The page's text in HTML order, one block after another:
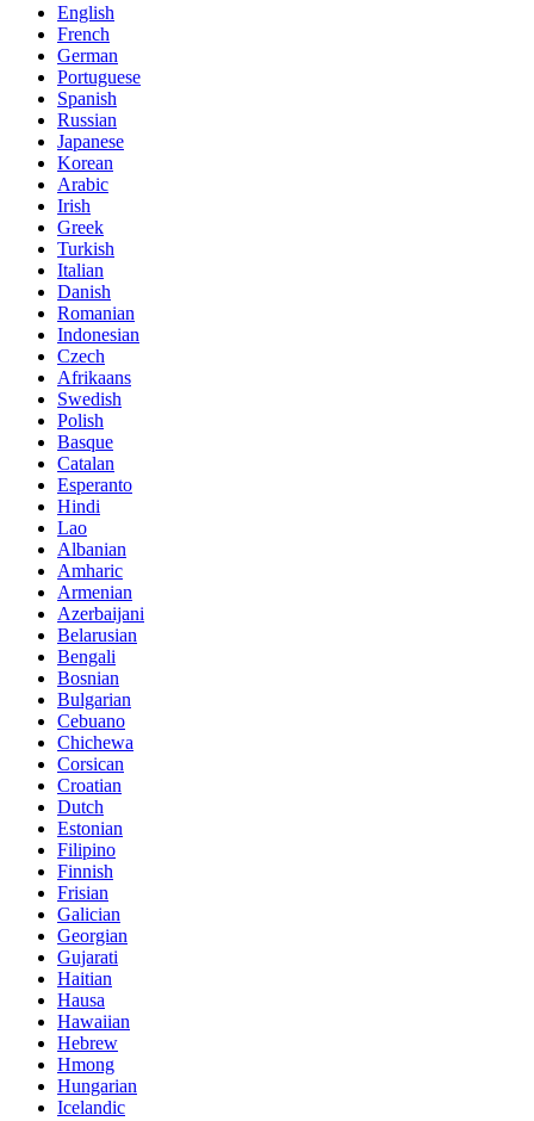
English
French
German
Portuguese
Spanish
Russian
Japanese
Korean
Arabic
Irish
Greek
Turkish
Italian
Danish
Romanian
Indonesian
Czech
Afrikaans
Swedish
Polish
Basque
Catalan
Esperanto
Hindi
Lao
Albanian
Amharic
Armenian
Azerbaijani
Belarusian
Bengali
Bosnian
Bulgarian
Cebuano
Chichewa
Corsican
Croatian
Dutch
Estonian
Filipino
Finnish
Frisian
Galician
Georgian
Gujarati
Haitian
Hausa
Hawaiian
Hebrew
Hmong
Hungarian
Icelandic